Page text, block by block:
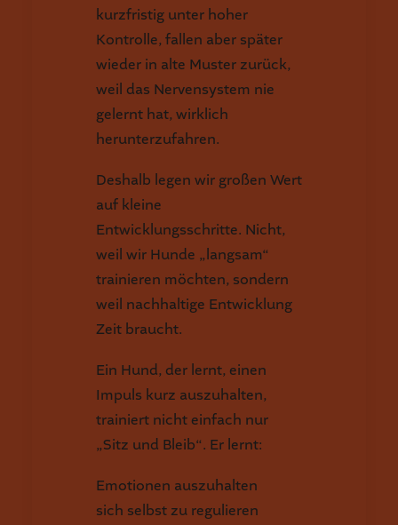
kurzfristig unter hoher
Kontrolle, fallen aber später
wieder in alte Muster zurück,
weil das Nervensystem nie
gelernt hat, wirklich
herunterzufahren.
Deshalb legen wir großen Wert
auf kleine
Entwicklungsschritte. Nicht,
weil wir Hunde „langsam“
trainieren möchten, sondern
weil nachhaltige Entwicklung
Zeit braucht.
Ein Hund, der lernt, einen
Impuls kurz auszuhalten,
trainiert nicht einfach nur
„Sitz und Bleib“. Er lernt:
Emotionen auszuhalten
sich selbst zu regulieren